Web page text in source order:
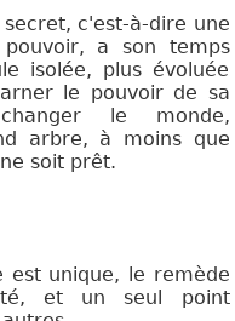
c'est-à-dire une
pouvoir, a son temps
isolée, plus évoluée
le pouvoir de sa
changer le monde,
arbre, à moins que
soit prêt.
est unique, le remède
et un seul point